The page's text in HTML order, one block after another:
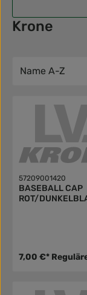
Krone
57209001420
BASEBALL CAP
ROT/
7,00 €*